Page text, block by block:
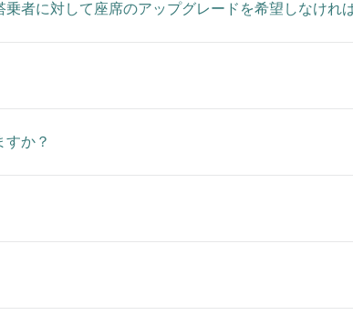
者に対して座席のアップグレードを希望しなけれ
か？